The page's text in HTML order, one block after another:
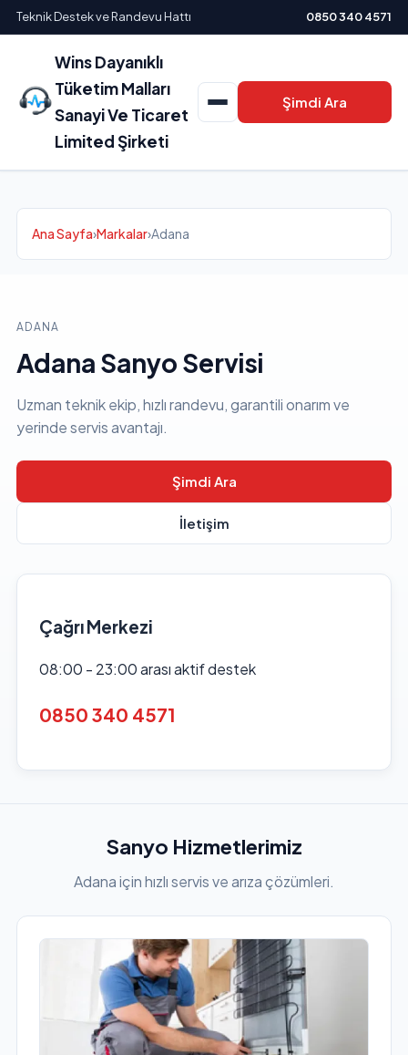
Teknik Destek ve Randevu Hattı 0850 340 4571
Wins Dayanıklı
Tüketim Malları
Sanayi Ve Ticaret
Limited Şirketi
Şimdi Ara
Ana Sayfa›Markalar›Adana
ADANA
Adana Sanyo Servisi
Uzman teknik ekip, hızlı randevu, garantili onarım ve
yerinde servis avantajı.
Şimdi Ara
İletişim
Çağrı Merkezi
08:00 - 23:00 arası aktif destek
0850 340 4571
Sanyo Hizmetlerimiz
Adana için hızlı servis ve arıza çözümleri.